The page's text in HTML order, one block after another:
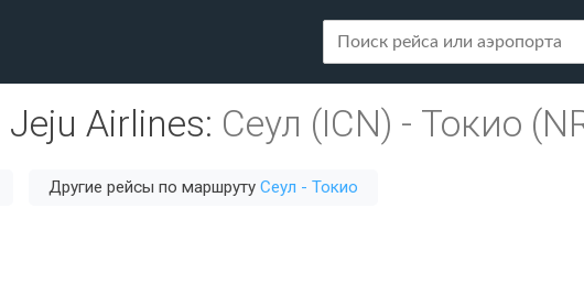
Jeju Airlines: Сеул (ICN) - Токио
Другие рейсы по маршруту Сеул - Токио